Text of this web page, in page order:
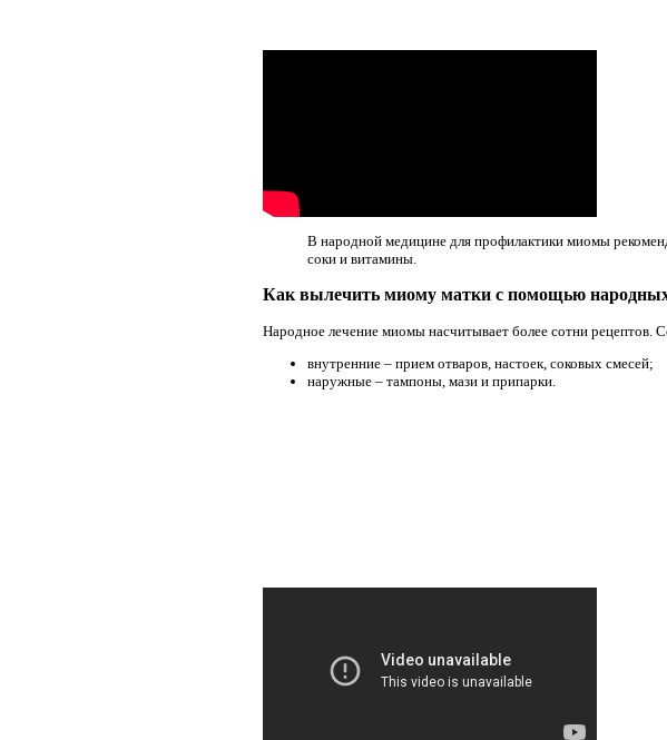
В народной медицине для профилактики миомы
соки и витамины.
Как вылечить миому матки с помощью народных
Народное лечение миомы насчитывает более сотни
внутренние – прием отваров, настоек, соковых смесей;
наружные – тампоны, мази и припарки.